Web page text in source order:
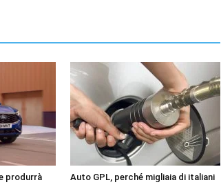
produrrà
Auto GPL, perché migliaia di italiani